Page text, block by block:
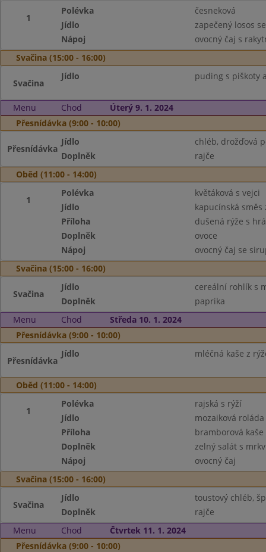
1
Polévka
česneková
Jídlo
zapečený losos
Nápoj
ovocný čaj s
Svačina (15:00 - 16:00)
Svačina
Jídlo puding s piškoty
Menu Chod
Úterý 9. 1. 2024
Přesnídávka (9:00 - 10:00)
Přesnídávka
Jídlo
chléb, drožďová
Doplněk
rajče
Oběd (11:00 - 14:00)
1
Polévka
květáková s vejci
Jídlo
kapucínská směs
Příloha
dušená rýže s
Doplněk
ovoce
Nápoj
ovocný čaj se
Svačina (15:00 - 16:00)
Svačina
Jídlo
cereální rohlík s
Doplněk
paprika
Menu
Chod
Středa 10. 1. 2024
Přesnídávka (9:00 - 10:00)
Přesnídávka
Jídlo mléčná kaše z
Oběd (11:00 - 14:00)
1
Polévka
rajská s rýží
Jídlo
mozaiková roláda
Příloha
bramborová kaše
Doplněk
zelný salát s
Nápoj
ovocný čaj
Svačina (15:00 - 16:00)
Svačina
Jídlo
toustový chléb,
Doplněk
rajče
Menu
Chod
Čtvrtek 11. 1. 2024
Přesnídávka (9:00 - 10:00)